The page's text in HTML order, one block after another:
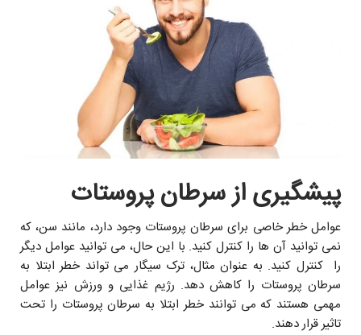
پیشگیری از سرطان پروستات
عوامل خطر خاصی برای سرطان پروستات وجود دارد، مانند سن، که
نمی توانید آن ها را کنترل کنید. با این حال، می توانيد عوامل ديگر
را کنترل کنيد. به عنوان مثال، ترک سیگار می تواند خطر ابتلا به
سرطان پروستات را کاهش دهد. رژیم غذایی و ورزش نيز عوامل
مهمى هستند که می توانند خطر ابتلا به سرطان پروستات را تحت
تاثیر قرار دهند.